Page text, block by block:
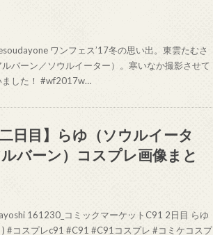
ワンフェス’17冬の思い出。東雲たむさ
ルバーン／ソウルイーター）。寒いなか撮影させて
ました！ #wf2017w…
日目】らゆ（ソウルイータ
バーン）コスプレ画像まと
161230_コミックマーケットC91 2日目 らゆ
) #コスプレc91 #C91 #C91コスプレ #コミケコスプ